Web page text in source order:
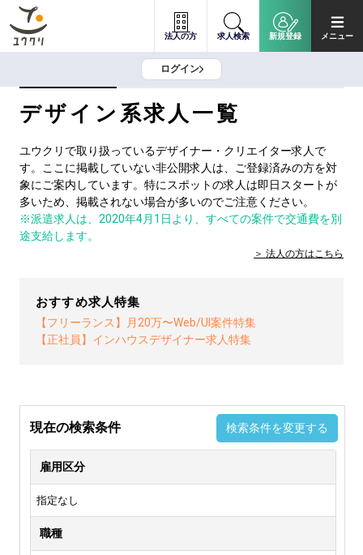
法人の方 求人検索 新規登録 メニュー
ログイン
デザイン系求人一覧
ユウクリで取り扱っているデザイナー・クリエイター求人で
す。ここに掲載していない非公開求人は、ご登録済みの方を対
象にご案内しています。特にスポットの求人は即日スタートが
多いため、掲載されない場合が多いのでご注意ください。
※派遣求人は、2020年4月1日より、すべての案件で交通費を別
途支給します。
法人の方はこちら
おすすめ求人特集
【フリーランス】月20万〜Web/UI案件特集
【正社員】インハウスデザイナー求人特集
現在の検索条件 検索条件を変更する
雇用区分
指定なし
職種